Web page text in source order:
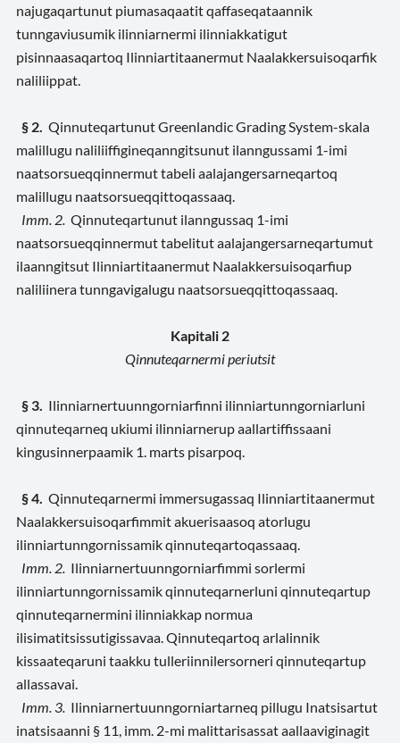
najugaqartunut piumasaqaatit qaffaseqataannik
tunngaviusumik ilinniarnermi ilinniakkatigut
pisinnaasaqartoq Ilinniartitaanermut Naalakkersuisoqarfik
naliliippat.
§ 2. Qinnuteqartunut Greenlandic Grading System-skala
malillugu naliliiffigineqanngitsunut ilanngussami 1-imi
naatsorsueqqinnermut tabeli aalajangersarneqartoq
malillugu naatsorsueqqittoqassaaq.
Imm. 2. Qinnuteqartunut ilanngussaq 1-imi
naatsorsueqqinnermut tabelitut aalajangersarneqartumut
ilaanngitsut Ilinniartitaanermut Naalakkersuisoqarfiup
naliliinera tunngavigalugu naatsorsueqqittoqassaaq.
Kapitali 2
Qinnuteqarnermi periutsit
§ 3. Ilinniarnertuunngorniarfinni ilinniartunngorniarluni
qinnuteqarneq ukiumi ilinniarnerup aallartiffissaani
kingusinnerpaamik 1. marts pisarpoq.
§ 4. Qinnuteqarnermi immersugassaq Ilinniartitaanermut
Naalakkersuisoqarfimmit akuerisaasoq atorlugu
ilinniartunngornissamik qinnuteqartoqassaaq.
Imm. 2. Ilinniarnertuunngorniarfimmi sorlermi
ilinniartunngornissamik qinnuteqarnerluni qinnuteqartup
qinnuteqarnermini ilinniakkap normua
ilisimatitsissutigissavaa. Qinnuteqartoq arlalinnik
kissaateqaruni taakku tulleriinnilersorneri qinnuteqartup
allassavai.
Imm. 3. Ilinniarnertuunngorniartarneq pillugu Inatsisartut
inatsisaanni § 11, imm. 2-mi malittarisassat aallaaviginagit